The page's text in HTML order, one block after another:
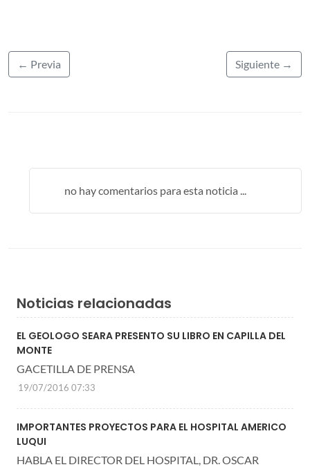
← Previa Siguiente →
no hay comentarios para esta noticia ...
Noticias relacionadas
EL GEOLOGO SEARA PRESENTO SU LIBRO EN CAPILLA DEL
MONTE
GACETILLA DE PRENSA
19/07/2016 07:33
IMPORTANTES PROYECTOS PARA EL HOSPITAL AMERICO
LUQUI
HABLA EL DIRECTOR DEL HOSPITAL, DR. OSCAR